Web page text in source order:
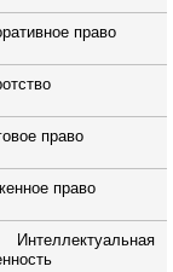
МФО: МКК и
стартапов
споров
задолженности
лиц
долгов частных
услуги
аукционов
сделок с
в
кадастровой
помещений на
право
и поглощения
проектов
физических
юридических
право
споры
консультация
НДС
право
поставок
и